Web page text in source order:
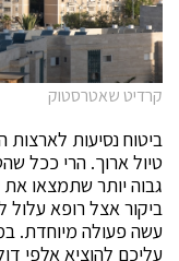
קרדיט שאטרסטוק
ביטוח נסיעות
טיול ארוך. הרי ככל
גבוה יותר שתמצאו
ביקור אצל רופא
עשה פעולה מיוחדת.
עליכם להוציא אלפי